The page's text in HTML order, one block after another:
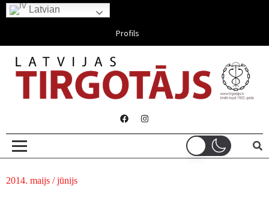
Latvian Aug 06, 2026
Profils
2014. maijs / jūnijs